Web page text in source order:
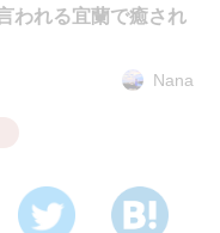
われる宜蘭で癒され
Nana